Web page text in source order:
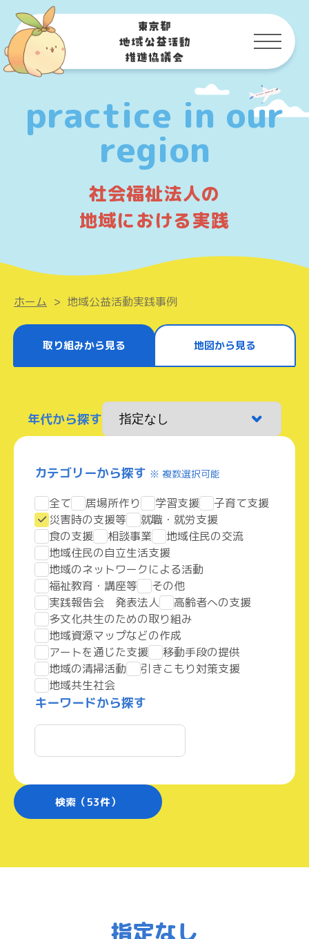
practice in our
region
社会福祉法人の
地域における実践
ホーム > 地域公益活動実践事例
取り組みから見る 地図から見る
年代から探す
カテゴリーから探す ※ 複数選択可能
全て 居場所作り 学習支援
子育て支援
災害時の支援等
就職・就労支援
食の支援
相談事業
地域住民の交流
地域住民の自立生活支援
地域のネットワークによる活動
福祉教育・講座等
その他
実践報告会 発表法人
高齢者への支援
多文化共生のための取り組み
地域資源マップなどの作成
アートを通じた支援
移動手段の提供
地域の清掃活動
引きこもり対策支援
地域共生社会
キーワードから探す
検索（53件）
指定なし